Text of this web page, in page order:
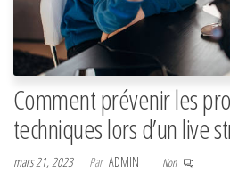
Comment prévenir les
techniques lors d’un live
mars 21, 2023 Par ADMIN Non